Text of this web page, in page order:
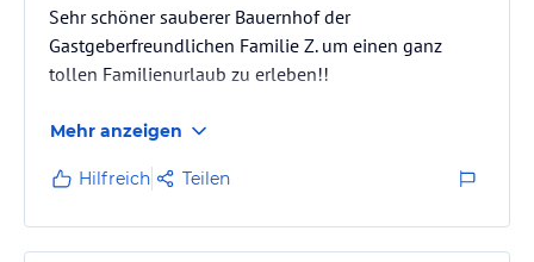
Sehr schöner sauberer Bauernhof der
Gastgeberfreundlichen Familie Z. um einen ganz
tollen Familienurlaub zu erleben!!
Mehr anzeigen
Hilfreich Teilen